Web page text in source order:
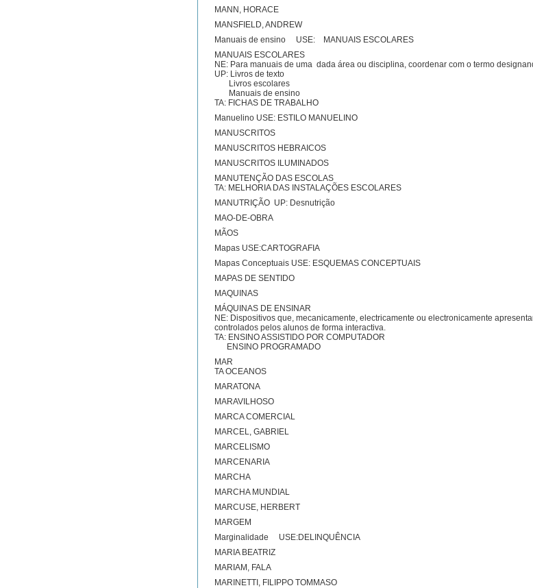
MANN, HORACE
MANSFIELD, ANDREW
Manuais de ensino USE: MANUAIS ESCOLARES
MANUAIS ESCOLARES
NE: Para manuais de uma dada área ou disciplina, coordenar com o termo
UP: Livros de texto
Livros escolares
Manuais de ensino
TA: FICHAS DE TRABALHO
Manuelino USE: ESTILO MANUELINO
MANUSCRITOS
MANUSCRITOS HEBRAICOS
MANUSCRITOS ILUMINADOS
MANUTENÇÃO DAS ESCOLAS
TA: MELHORIA DAS INSTALAÇÕES ESCOLARES
MANUTRIÇÃO UP: Desnutrição
MAO-DE-OBRA
MÃOS
Mapas USE:CARTOGRAFIA
Mapas Conceptuais USE: ESQUEMAS CONCEPTUAIS
MAPAS DE SENTIDO
MAQUINAS
MÁQUINAS DE ENSINAR
NE: Dispositivos que, mecanicamente, electricamente ou electronicamente
controlados pelos alunos de forma interactiva.
TA: ENSINO ASSISTIDO POR COMPUTADOR
ENSINO PROGRAMADO
MAR
TA OCEANOS
MARATONA
MARAVILHOSO
MARCA COMERCIAL
MARCEL, GABRIEL
MARCELISMO
MARCENARIA
MARCHA
MARCHA MUNDIAL
MARCUSE, HERBERT
MARGEM
Marginalidade USE:DELINQUÊNCIA
MARIA BEATRIZ
MARIAM, FALA
MARINETTI, FILIPPO TOMMASO